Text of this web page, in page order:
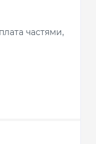
частями,